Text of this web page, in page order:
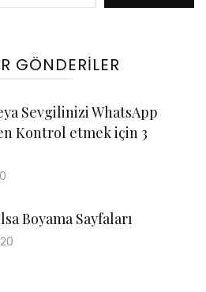
GÖNDERILER
Sevgilinizi WhatsApp
Kontrol etmek için 3
Boyama Sayfaları